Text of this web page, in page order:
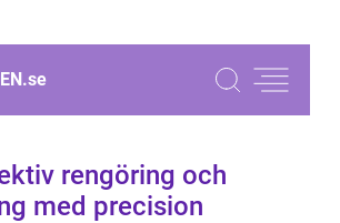
se
rengöring och
med precision